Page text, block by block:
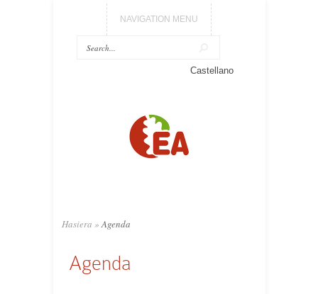
NAVIGATION MENU
Castellano
Hasiera » Agenda
Agenda